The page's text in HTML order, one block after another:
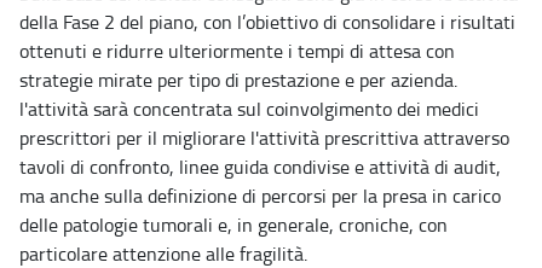
della Fase 2 del piano, con l’obiettivo di consolidare i risultati
ottenuti e ridurre ulteriormente i tempi di attesa con
strategie mirate per tipo di prestazione e per azienda.
l'attività sarà concentrata sul coinvolgimento dei medici
prescrittori per il migliorare l'attività prescrittiva attraverso
tavoli di confronto, linee guida condivise e attività di audit,
ma anche sulla definizione di percorsi per la presa in carico
delle patologie tumorali e, in generale, croniche, con
particolare attenzione alle fragilità.